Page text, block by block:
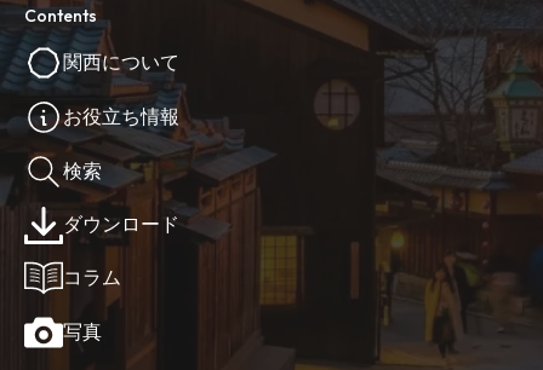
Contents
関西について
お役立ち情報
検索
ダウンロード
コラム
写真